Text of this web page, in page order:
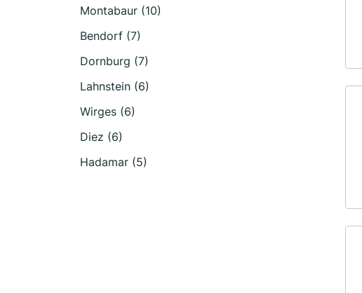
Montabaur (10)
Bendorf (7)
Dornburg (7)
Lahnstein (6)
Wirges (6)
Diez (6)
Hadamar (5)